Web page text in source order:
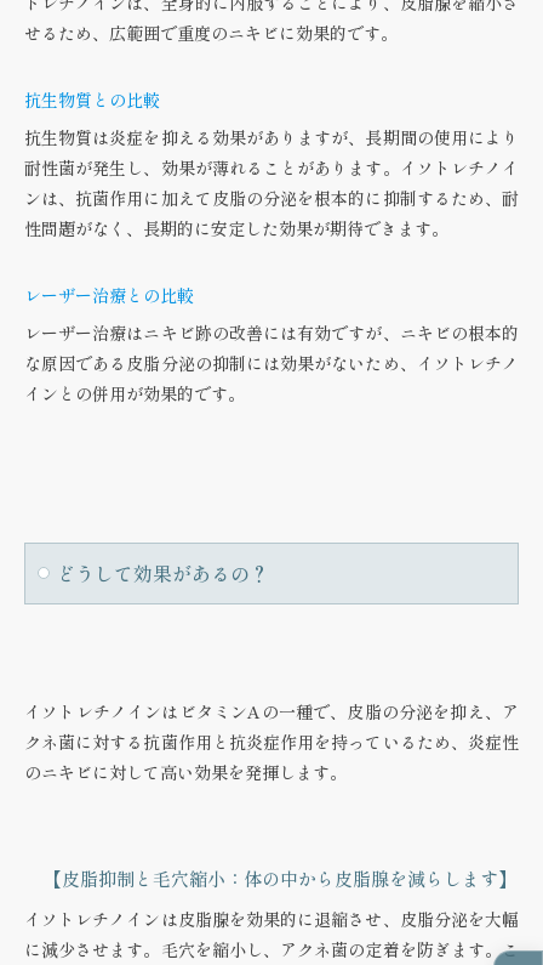
せるため、広範囲で重度のニキビに効果的です。
抗生物質との比較
抗生物質は炎症を抑える効果がありますが、長期間の使用により
耐性菌が発生し、効果が薄れることがあります。イソトレチノイ
ンは、抗菌作用に加えて皮脂の分泌を根本的に抑制するため、耐
性問題がなく、長期的に安定した効果が期待できます。
レーザー治療との比較
レーザー治療はニキビ跡の改善には有効ですが、ニキビの根本的
な原因である皮脂分泌の抑制には効果がないため、イソトレチノ
インとの併用が効果的です。
どうして効果があるの？
イソトレチノインはビタミンAの一種で、皮脂の分泌を抑え、ア
クネ菌に対する抗菌作用と抗炎症作用を持っているため、炎症性
のニキビに対して高い効果を発揮します。
【皮脂抑制と毛穴縮小：体の中から皮脂腺を減らします】
イソトレチノインは皮脂腺を効果的に退縮させ、皮脂分泌を大幅
に減少させます。毛穴を縮小し、アクネ菌の定着を防ぎます。こ